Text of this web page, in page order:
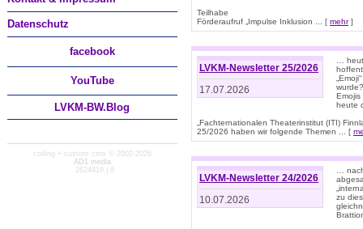
Datenschutz
facebook
YouTube
LVKM-BW.Blog
coding + custom cms © 2002-2026
AD1 media
· 2624419 | 8
Teilhabe
Förderaufruf „Impulse Inklusion ... [ mehr]
LVKM-Newsletter 25/2026
17.07.2026
…
Emojis
heute
„Fachternationalen Theaterinstitut (ITI)
25/2026 haben wir folgende Themen ... [
LVKM-Newsletter 24/2026
10.07.2026
…
zu